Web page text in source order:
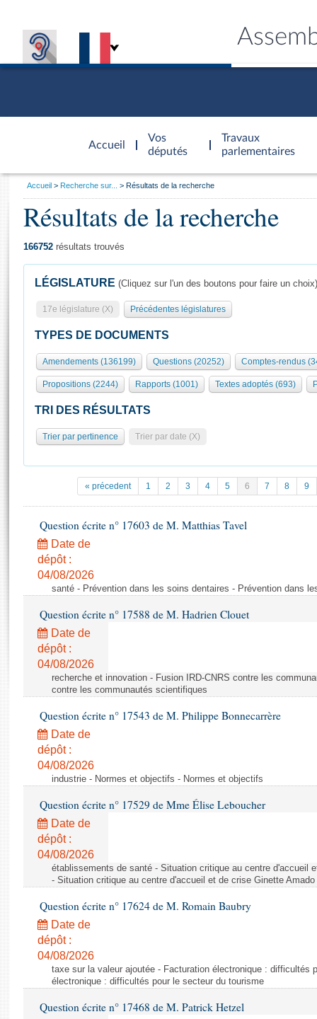
Accueil
d'accueil
Vos
députés
Travaux
parlementaires
Présidence
577 députés
Groupes politiques
Séance publique
Commissions et autres organes
Europe et International
Pétitions
Projets de loi
Propositions de loi
Amendements
Textes adoptés
Rapports d'information
Rapports d'enquête
Rapports législatifs
Baromètre de l’application des lois
Dossiers législatifs
Budget et sécurité sociale
Questions écrites et orales
Comptes rendus des débats
Général
Rôle et pouvoirs de l'Assemblée
Organisation de l'Assemblée
Présidence Conférence des Présidents Bureau Collège des
Statistiques et chiffres clés
Documents de référence
( Constitution | Règlement de l'Assemblée ... )
Histoire
Juniors
Anciennes législatures
Liens vers les sites publics
Visiter l'Assemblée
Visite virtuelle du palais Bourbon
Assister à une séance
La Bibliothèque
Contacts et plan d'accès
Photos libres de droit
Vous
Accueil Recherche sur... Résultats de la recherche
Résultats de la recherche
166752 résultats trouvés
LÉGISLATURE (Cliquez sur l'un des boutons pour faire un choix)
17e législature (X) Précédentes législatures
TYPES DE DOCUMENTS
Amendements (136199) Questions (20252) Comptes-rendus
Propositions (2244) Rapports (1001) Textes adoptés (693)
TRI DES RÉSULTATS
Trier par pertinence Trier par date (X)
« précedent 1 2 3 4 5 6 7 8 9
Question écrite n° 17603 de M. Matthias Tavel
Date de
dépôt :
04/08/2026
santé - Prévention dans les soins dentaires - Prévention dans
Question écrite n° 17588 de M. Hadrien Clouet
Date de
dépôt :
04/08/2026
recherche et innovation - Fusion IRD-CNRS contre les
contre les communautés scientifiques
Question écrite n° 17543 de M. Philippe Bonnecarrère
Date de
dépôt :
04/08/2026
industrie - Normes et objectifs - Normes et objectifs
Question écrite n° 17529 de Mme Élise Leboucher
Date de
dépôt :
04/08/2026
établissements de santé - Situation critique au centre d'accueil
- Situation critique au centre d'accueil et de crise Ginette Amado
Question écrite n° 17624 de M. Romain Baubry
Date de
dépôt :
04/08/2026
taxe sur la valeur ajoutée - Facturation électronique : difficultés
électronique : difficultés pour le secteur du tourisme
Question écrite n° 17468 de M. Patrick Hetzel